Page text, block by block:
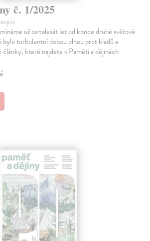
č. 1/2025
už osmdesát let od konce druhé světové
bylo turbulentní dobou plnou protikladů a
články, které najdete v Paměti a dějinách